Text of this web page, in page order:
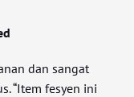
dan sangat
“Item fesyen ini